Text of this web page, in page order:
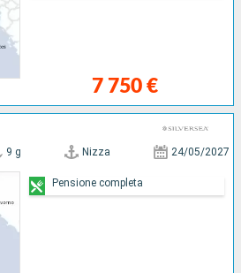
7 750 €
9 g Nizza 24/05/2027
Pensione completa